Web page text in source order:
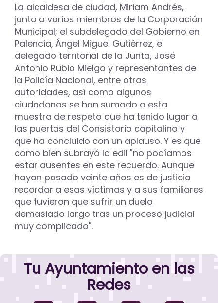
La alcaldesa de ciudad, Miriam Andrés,
junto a varios miembros de la Corporación
Municipal; el subdelegado del Gobierno en
Palencia, Ángel Miguel Gutiérrez, el
delegado territorial de la Junta, José
Antonio Rubio Mielgo y representantes de
la Policía Nacional, entre otras
autoridades, así como algunos
ciudadanos se han sumado a esta
muestra de respeto que ha tenido lugar a
las puertas del Consistorio capitalino y
que ha concluido con un aplauso. Y es que
como bien subrayó la edil "no podíamos
estar ausentes en este recuerdo. Aunque
hayan pasado veinte años es de justicia
recordar a esas víctimas y a sus familiares
que tuvieron que sufrir un duelo
demasiado largo tras un proceso judicial
muy complicado".
Tu Ayuntamiento en las
Redes